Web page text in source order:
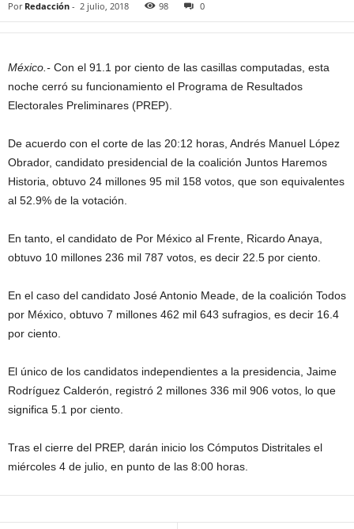
Por Redacción - 2 julio, 2018 98 0
México.- Con el 91.1 por ciento de las casillas computadas, esta
noche cerró su funcionamiento el Programa de Resultados
Electorales Preliminares (PREP).
De acuerdo con el corte de las 20:12 horas, Andrés Manuel López
Obrador, candidato presidencial de la coalición Juntos Haremos
Historia, obtuvo 24 millones 95 mil 158 votos, que son equivalentes
al 52.9% de la votación.
En tanto, el candidato de Por México al Frente, Ricardo Anaya,
obtuvo 10 millones 236 mil 787 votos, es decir 22.5 por ciento.
En el caso del candidato José Antonio Meade, de la coalición Todos
por México, obtuvo 7 millones 462 mil 643 sufragios, es decir 16.4
por ciento.
El único de los candidatos independientes a la presidencia, Jaime
Rodríguez Calderón, registró 2 millones 336 mil 906 votos, lo que
significa 5.1 por ciento.
Tras el cierre del PREP, darán inicio los Cómputos Distritales el
miércoles 4 de julio, en punto de las 8:00 horas.